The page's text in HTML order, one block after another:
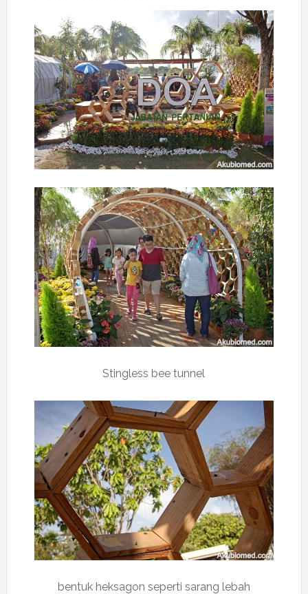
Stingless bee tunnel
bentuk heksagon seperti sarang lebah